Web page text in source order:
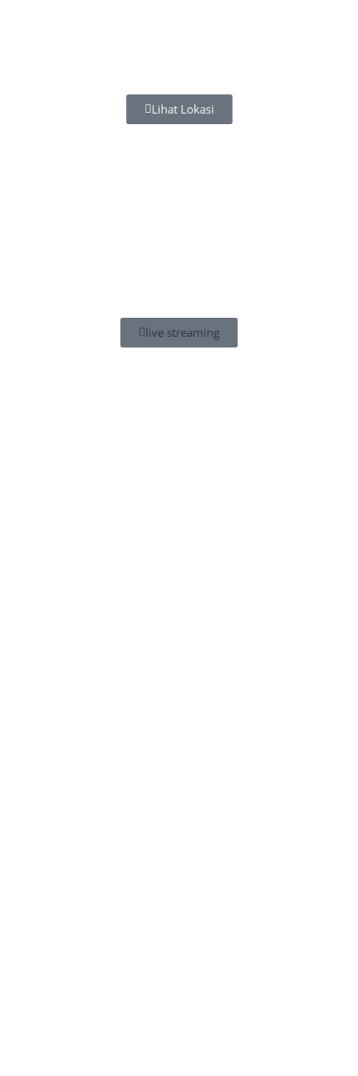
Lihat Lokasi
live streaming